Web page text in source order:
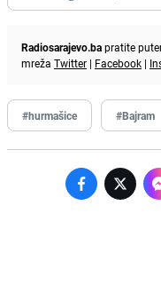
Radiosarajevo.bapratite
mreža Twitter | Facebook |
#hurmašice #Bajram